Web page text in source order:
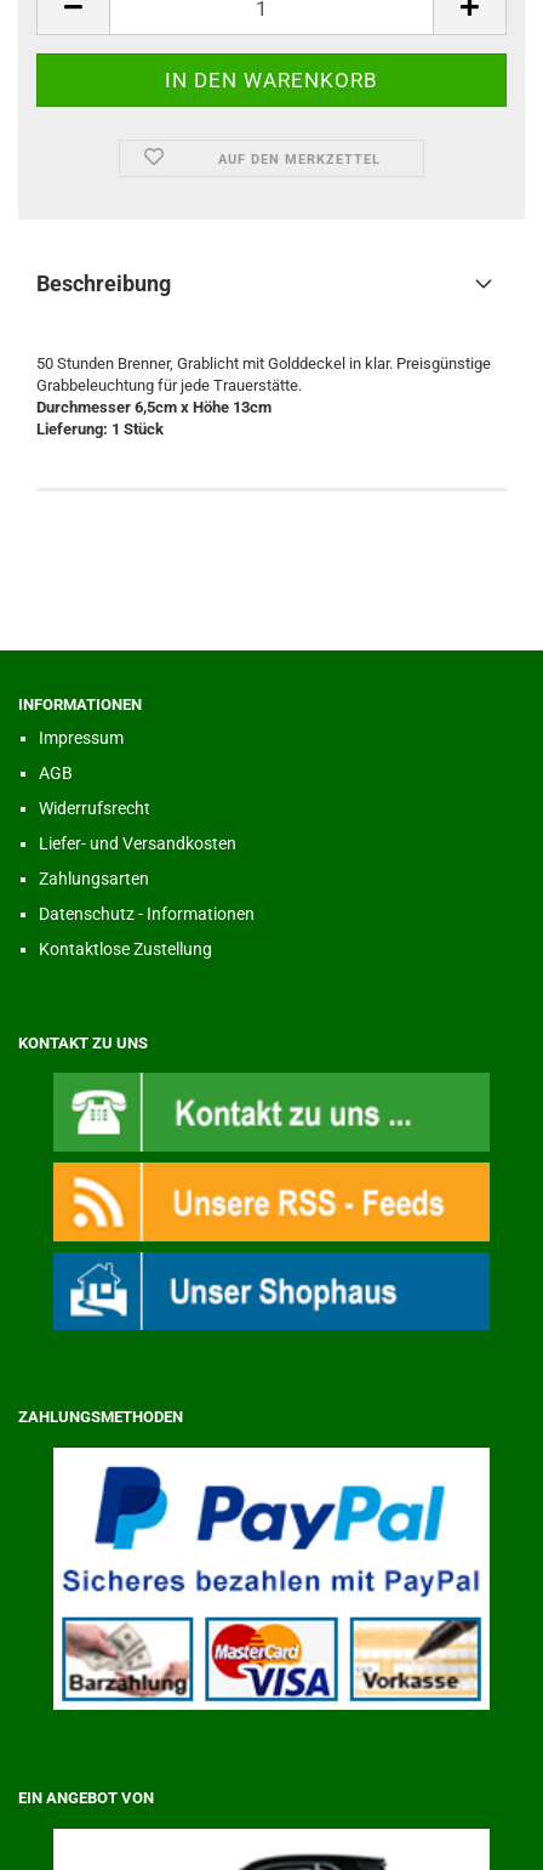
AUF DEN MERKZETTEL
Beschreibung
50 Stunden Brenner, Grablicht mit Golddeckel in klar. Preisgünstige
Grabbeleuchtung für jede Trauerstätte.
Durchmesser 6,5cm x Höhe 13cm
Lieferung: 1 Stück
INFORMATIONEN
Impressum
AGB
Widerrufsrecht
Liefer- und Versandkosten
Zahlungsarten
Datenschutz - Informationen
Kontaktlose Zustellung
KONTAKT ZU UNS
ZAHLUNGSMETHODEN
EIN ANGEBOT VON